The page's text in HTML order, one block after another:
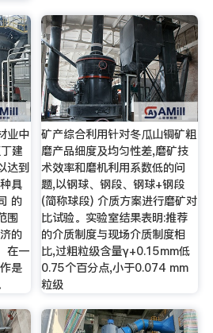
业中
建
达到
具
的
围
的
在一
是
矿产综合利用针对冬瓜山铜矿粗
磨产品细度及均匀性差,磨矿技
术效率和磨机利用系数低的问
题,以钢球、钢段、钢球+钢段
(简称球段) 介质方案进行磨矿对
比试验。实验室结果表明:推荐
的介质制度与现场介质制度相
比,过粗粒级含量γ+0.15mm低
0.75个百分点,小于0.074 mm
粒级